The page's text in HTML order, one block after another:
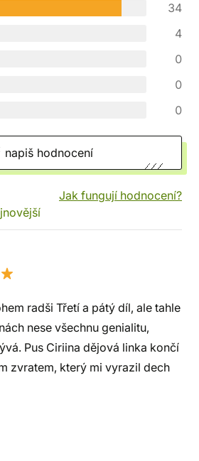
34
4
0
0
0
napiš hodnocení
Jak fungují hodnocení?
radši Třetí a pátý díl, ale tahle
nese všechnu genialitu,
Pus Ciriina dějová linka končí
zvratem, který mi vyrazil dech